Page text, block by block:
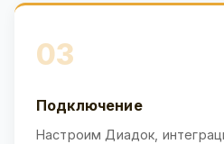
03
Подключение
Настроим Диадок,